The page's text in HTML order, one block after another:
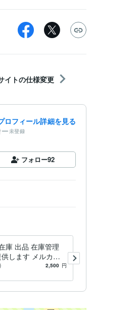
イトの仕様変更
ロフィール詳細を見る
未登録
フォロー92
庫 出品 在庫管理
します メルカ
オク、ラクマ、ハー
2,500 円